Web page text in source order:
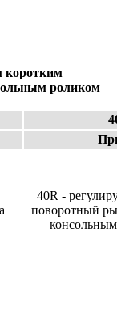
коротким
роликом
40R -
поворотный